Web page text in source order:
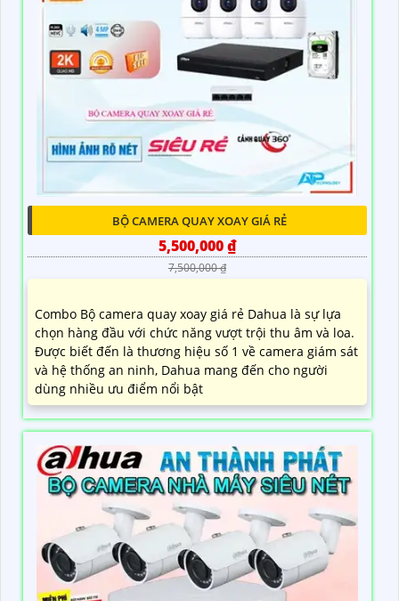
BỘ CAMERA QUAY XOAY GIÁ RẺ
5,500,000 ₫
7,500,000 ₫
Combo Bộ camera quay xoay giá rẻ Dahua là sự lựa
chọn hàng đầu với chức năng vượt trội thu âm và loa.
Được biết đến là thương hiệu số 1 về camera giám sát
và hệ thống an ninh, Dahua mang đến cho người
dùng nhiều ưu điểm nổi bật